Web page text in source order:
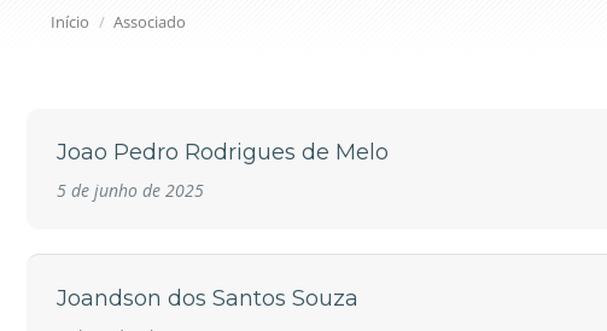
Você está aqui:
Início Associado
Joao Pedro Rodrigues de Melo
5 de junho de 2025
Joandson dos Santos Souza